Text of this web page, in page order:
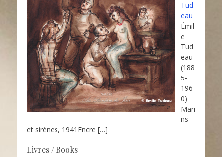
Tud
eau
Émil
e
Tud
eau
(188
5-
196
0)
Mari
ns
et sirènes, 1941Encre […]
Livres / Books